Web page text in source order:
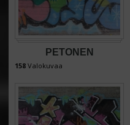
PETONEN
158 Valokuvaa